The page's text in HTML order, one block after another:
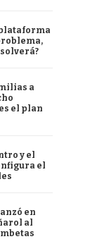
plataforma
a
el plan
y el
el
en
al